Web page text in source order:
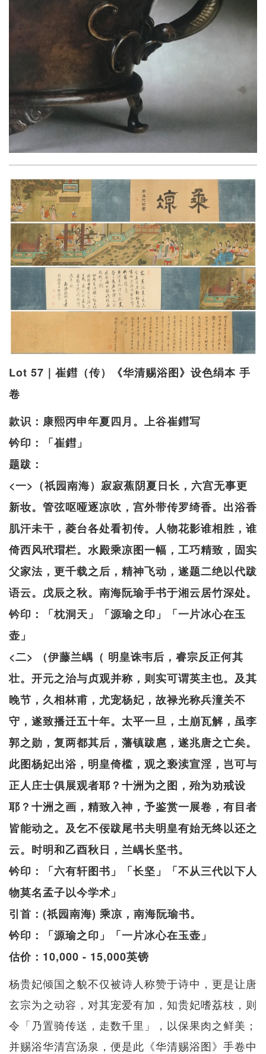
Lot 57｜崔鏏（传）《华清赐浴图》设色绢本 手
卷
款识：康熙丙申年夏四月。上谷崔鏏写
钤印：「崔鏏」
题跋：
<一>（祇园南海）寂寂蕉阴夏日长，六宫无事更
新妆。管弦呕哑逐凉吹，宫外带传罗绮香。出浴香
肌汗未干，菱台各处看初传。人物花影谁相胜，谁
倚西风玳瑁栏。水殿乘凉图一幅，工巧精致，固实
父家法，更千载之后，精神飞动，遂题二绝以代跋
语云。戊辰之秋。南海阮瑜手书于湘云居竹深处。
钤印：「枕洞天」「源瑜之印」「一片冰心在玉
壶」
<二> （伊藤兰嵎（ 明皇诛韦后，睿宗反正何其
壮。开元之治与贞观并称，则实可谓英主也。及其
晚节，久相林甫，尤宠杨妃，故禄光称兵潼关不
守，遂致播迁五十年。太平一旦，土崩瓦解，虽李
郭之勋，复两都其后，藩镇跋扈，遂兆唐之亡矣。
此图杨妃出浴，明皇倚槛，观之亵渎宣淫，岂可与
正人庄士俱展观者耶？十洲为之图，殆为劝戒设
耶？十洲之画，精致入神，予鉴赏一展卷，有目者
皆能动之。及乞不佞跋尾书夫明皇有始无终以还之
云。时明和乙酉秋日，兰嵎长坚书。
钤印：「六有轩图书」「长坚」「不从三代以下人
物莫名孟子以今学术」
引首：(祇园南海) 乘凉，南海阮瑜书。
钤印：「源瑜之印」「一片冰心在玉壶」
估价：10,000 - 15,000英镑
杨贵妃倾国之貌不仅被诗人称赞于诗中，更是让唐
玄宗为之动容，对其宠爱有加，知贵妃嗜荔枝，则
令「乃置骑传送，走数千里」，以保果肉之鲜美；
并赐浴华清宫汤泉，便是此《华清赐浴图》手卷中